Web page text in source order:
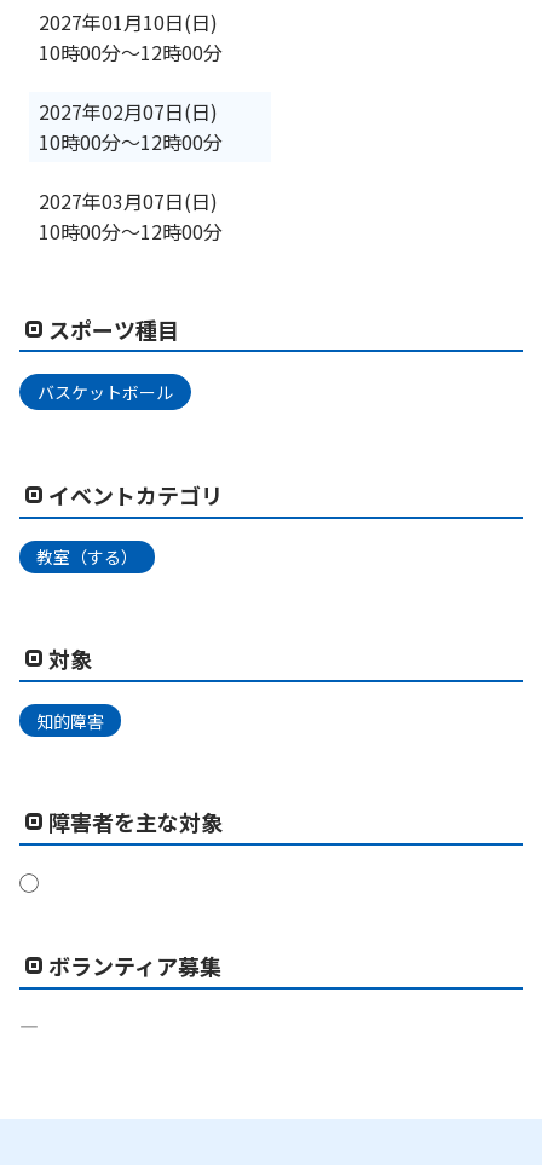
2027年01月10日(日)
10時00分〜12時00分
2027年02月07日(日)
10時00分〜12時00分
2027年03月07日(日)
10時00分〜12時00分
スポーツ種目
バスケットボール
イベントカテゴリ
教室（する）
対象
知的障害
障害者を主な対象
◯
ボランティア募集
―